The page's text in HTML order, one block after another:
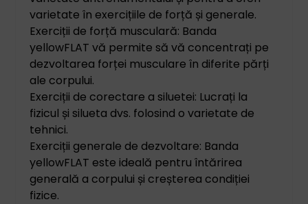
varietate în exercițiile de forță și generale.
Exerciții de forță musculară: Banda
yellowFLAT vă permite să vă concentrați pe
dezvoltarea forței musculare în diferite părți
ale corpului.
Exerciții de corectare a siluetei: Lucrați la
fizicul și silueta dvs. folosind o varietate de
tehnici.
Exerciții generale de dezvoltare: Banda
yellowFLAT este ideală pentru întărirea
generală a corpului și creșterea condiției
fizice.